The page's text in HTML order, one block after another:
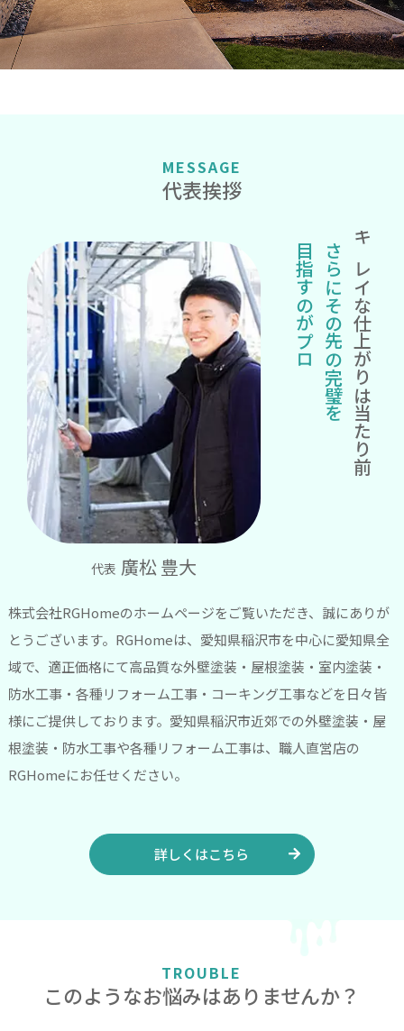
MESSAGE
代表挨拶
代表 廣松 豊大
キレイな仕上がりは当たり前
さらにその先の完璧を
目指すのがプロ
株式会社RGHomeのホームページをご覧いただき、誠にありが
とうございます。RGHomeは、愛知県稲沢市を中心に愛知県全
域で、適正価格にて高品質な外壁塗装・屋根塗装・室内塗装・
防水工事・各種リフォーム工事・コーキング工事などを日々皆
様にご提供しております。愛知県稲沢市近郊での外壁塗装・屋
根塗装・防水工事や各種リフォーム工事は、職人直営店の
RGHomeにお任せください。
詳しくはこちら
TROUBLE
このようなお悩みはありませんか？